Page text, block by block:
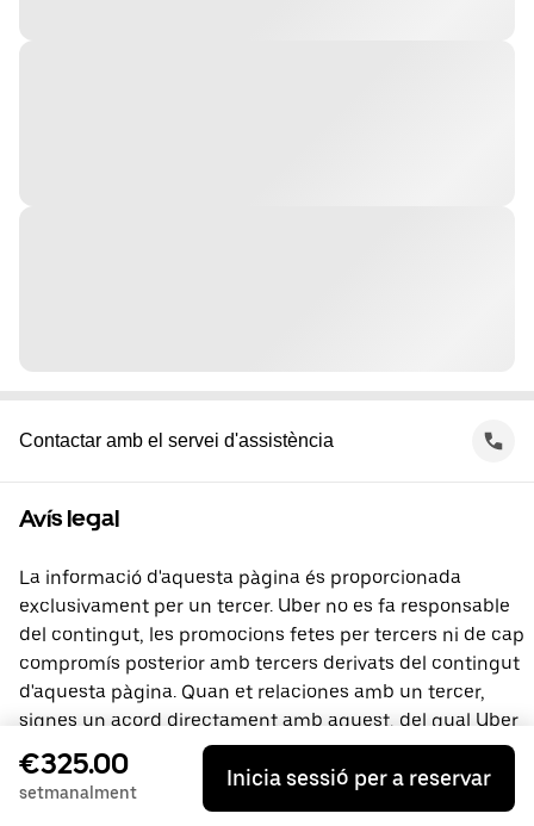
Contactar amb el servei d'assistència
Avís legal
La informació d'aquesta pàgina és proporcionada
exclusivament per un tercer. Uber no es fa responsable
del contingut, les promocions fetes per tercers ni de cap
compromís posterior amb tercers derivats del contingut
d'aquesta pàgina. Quan et relaciones amb un tercer,
signes un acord directament amb aquest, del qual Uber
no és part. Si tens preguntes, contacta directament amb
el tercer.
€325.00
setmanalment
Inicia sessió per a reservar